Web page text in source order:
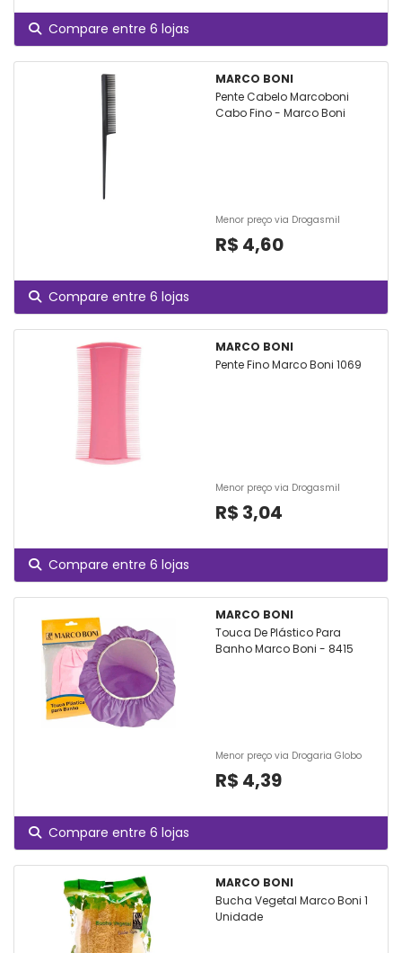
Compare entre 6 lojas
MARCO BONI
Pente Cabelo Marcoboni
Cabo Fino - Marco Boni
Menor preço via Drogasmil
R$ 4,60
Compare entre 6 lojas
MARCO BONI
Pente Fino Marco Boni 1069
Menor preço via Drogasmil
R$ 3,04
Compare entre 6 lojas
MARCO BONI
Touca De Plástico Para
Banho Marco Boni - 8415
Menor preço via Drogaria Globo
R$ 4,39
Compare entre 6 lojas
MARCO BONI
Bucha Vegetal Marco Boni 1
Unidade